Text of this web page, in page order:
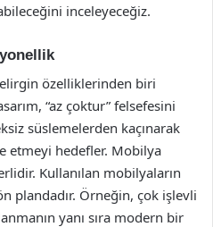
inceleyeceğiz.
özelliklerinden biri
“az çoktur” felsefesini
süslemelerden kaçınarak
etmeyi hedefler. Mobilya
Kullanılan mobilyaların
plandadır. Örneğin, çok işlevli
yanı sıra modern bir